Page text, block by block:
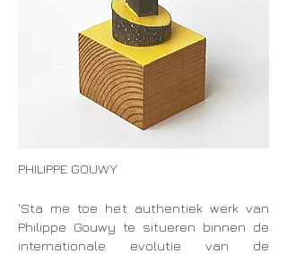
PHILIPPE GOUWY
'Sta me toe het authentiek werk van
Philippe Gouwy te situeren binnen de
internationale evolutie van de